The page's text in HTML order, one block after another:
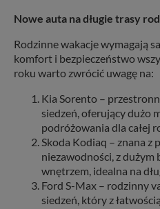
Nowe auta na długie trasy
Rodzinne wakacje wymagają
komfort i bezpieczeństwo
roku warto zwrócić uwagę na:
Kia Sorento –
siedzeń, oferujący dużo
podróżowania dla całej
Skoda Kodiaq – znana z
niezawodności, z dużym
wnętrzem, idealna na
Ford S-Max – rodzinny
siedzeń, który z